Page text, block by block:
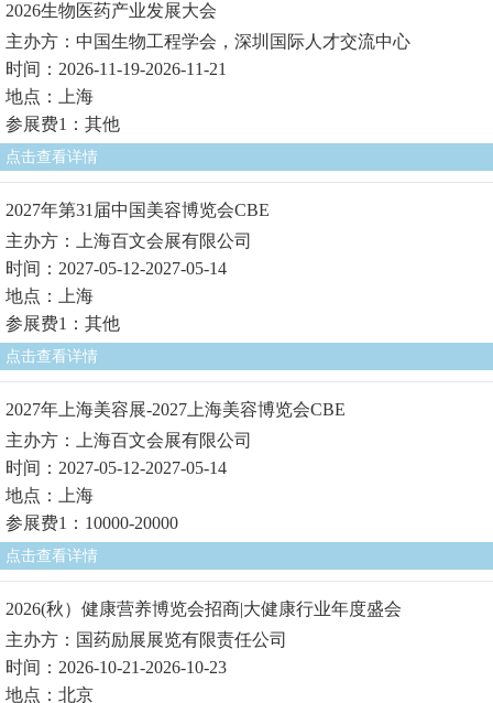
2026生物医药产业发展大会
主办方：中国生物工程学会，深圳国际人才交流中心
时间：2026-11-19-2026-11-21
地点：上海
参展费1：其他
点击查看详情
2027年第31届中国美容博览会CBE
主办方：上海百文会展有限公司
时间：2027-05-12-2027-05-14
地点：上海
参展费1：其他
点击查看详情
2027年上海美容展-2027上海美容博览会CBE
主办方：上海百文会展有限公司
时间：2027-05-12-2027-05-14
地点：上海
参展费1：10000-20000
点击查看详情
2026(秋）健康营养博览会招商|大健康行业年度盛会
主办方：国药励展展览有限责任公司
时间：2026-10-21-2026-10-23
地点：北京